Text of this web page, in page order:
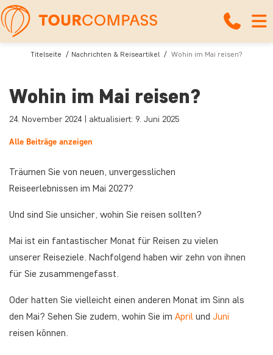
Titelseite Nachrichten & Reiseartikel Wohin im Mai reisen?
Wohin im Mai reisen?
24. November 2024 | aktualisiert: 9. Juni 2025
Alle Beiträge anzeigen
Träumen Sie von neuen, unvergesslichen
Reiseerlebnissen im Mai 2027?
Und sind Sie unsicher, wohin Sie reisen sollten?
Mai ist ein fantastischer Monat für Reisen zu vielen
unserer Reiseziele. Nachfolgend haben wir zehn von ihnen
für Sie zusammengefasst.
Oder hatten Sie vielleicht einen anderen Monat im Sinn als
den Mai? Sehen Sie zudem, wohin Sie im April und Juni
reisen können.